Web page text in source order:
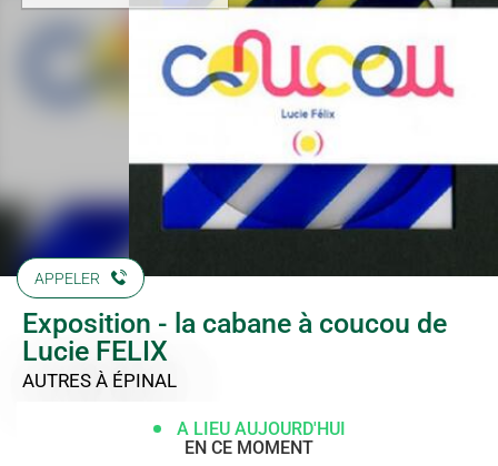
APPELER
Exposition - la cabane à coucou de
Lucie FELIX
AUTRES À ÉPINAL
A LIEU AUJOURD'HUI
EN CE MOMENT